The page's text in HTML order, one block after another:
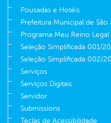
Pousadas e Hotéis
Prefeitura Municipal de
Programa Meu Reino Legal
Seleção Simplificada 001/
Seleção Simplificada 002/
Serviços
Serviços Digitais
Servidor
Submissions
Teclas de Acessibilidade